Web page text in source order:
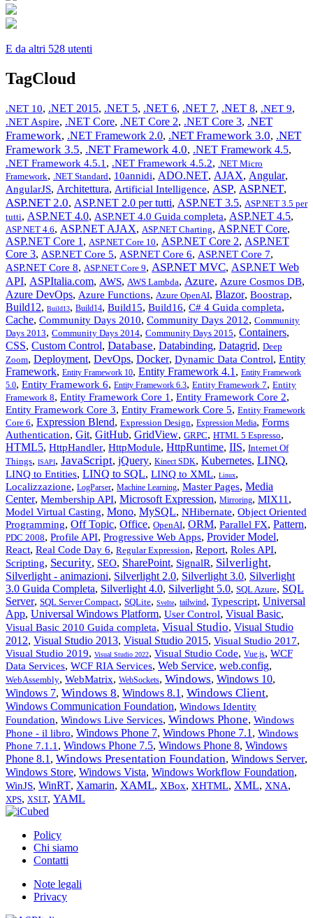
E da altri 528 utenti
TagCloud
.NET 10, .NET 2015, .NET 5, .NET 6, .NET 7, .NET 8, .NET 9,
.NET Aspire, .NET Core, .NET Core 2, .NET Core 3, .NET
Framework, .NET Framework 2.0, .NET Framework 3.0, .NET
Framework 3.5, .NET Framework 4.0, .NET Framework 4.5,
.NET Framework 4.5.1 , .NET Framework 4.5.2, .NET Micro
Framework, .NET Standard, 10annidi, ADO.NET, AJAX, Angular,
AngularJS, Architettura, Artificial Intelligence, ASP, ASP.NET,
ASP.NET 2.0, ASP.NET 2.0 per tutti, ASP.NET 3.5, ASP.NET 3.5 per
tutti, ASP.NET 4.0, ASP.NET 4.0 Guida completa, ASP.NET 4.5,
ASP.NET 4.6, ASP.NET AJAX, ASP.NET Charting, ASP.NET Core,
ASP.NET Core 1 , ASP.NET Core 10, ASP.NET Core 2, ASP.NET
Core 3, ASP.NET Core 5, ASP.NET Core 6, ASP.NET Core 7,
ASP.NET Core 8, ASP.NET Core 9, ASP.NET MVC, ASP.NET Web
API, ASPItalia.com, AWS, AWS Lambda, Azure, Azure Cosmos DB,
Azure DevOps, Azure Functions, Azure OpenAI, Blazor, Boostrap,
Build12, Build13, Build14, Build15, Build16, C# 4 Guida completa,
Cache, Community Days 2010, Community Days 2012, Community
Days 2013, Community Days 2014, Community Days 2015, Containers,
CSS, Custom Control, Database, Databinding, Datagrid, Deep
Zoom, Deployment, DevOps, Docker, Dynamic Data Control, Entity
Framework, Entity Framework 10, Entity Framework 4.1 , Entity Framework
5.0, Entity Framework 6, Entity Framework 6.3, Entity Framework 7, Entity
Framework 8, Entity Framework Core 1 , Entity Framework Core 2,
Entity Framework Core 3, Entity Framework Core 5, Entity Framework
Core 6, Expression Blend, Expression Design, Expression Media, Forms
Authentication, Git, GitHub, GridView, GRPC, HTML 5 Espresso,
HTML5, HttpHandler, HttpModule, HttpRuntime, IIS, Internet Of
Things, ISAPI, JavaScript, jQuery, Kinect SDK, Kubernetes, LINQ,
LINQ to Entities, LINQ to SQL, LINQ to XML, Linux,
Localizzazione, LogParser, Machine Learning, Master Pages, Media
Center, Membership API, Microsoft Expression, Mirroring, MIX11 ,
Model Virtual Casting, Mono, MySQL, NHibernate, Object Oriented
Programming, Off Topic, Office, OpenAI, ORM, Parallel FX, Pattern,
PDC 2008, Profile API, Progressive Web Apps, Provider Model,
React, Real Code Day 6, Regular Expression, Report, Roles API,
Scripting, Security, SEO, SharePoint, SignalR, Silverlight,
Silverlight - animazioni, Silverlight 2.0, Silverlight 3.0, Silverlight
3.0 Guida Completa, Silverlight 4.0, Silverlight 5.0, SQL Azure, SQL
Server, SQL Server Compact, SQLite, Svelte, tailwind, Typescript, Universal
App, Universal Windows Platform, User Control, Visual Basic,
Visual Basic 2010 Guida completa, Visual Studio, Visual Studio
2012, Visual Studio 2013, Visual Studio 2015, Visual Studio 2017,
Visual Studio 2019, Visual Studio 2022, Visual Studio Code, Vue.js, WCF
Data Services, WCF RIA Services, Web Service, web.config,
WebAssembly, WebMatrix, WebSockets, Windows, Windows 10,
Windows 7, Windows 8, Windows 8.1 , Windows Client,
Windows Communication Foundation, Windows Identity
Foundation, Windows Live Services, Windows Phone, Windows
Phone - il libro, Windows Phone 7, Windows Phone 7.1 , Windows
Phone 7.1.1 , Windows Phone 7.5, Windows Phone 8, Windows
Phone 8.1 , Windows Presentation Foundation, Windows Server,
Windows Store, Windows Vista, Windows Workflow Foundation,
WinJS, WinRT, Xamarin, XAML, XBox, XHTML, XML, XNA,
XPS, XSLT, YAML
Policy
Chi siamo
Contatti
Note legali
Privacy